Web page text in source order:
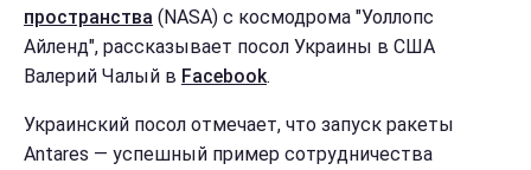
пространства (NASA) с космодрома "Уоллопс
Айленд", рассказывает посол Украины в США
Валерий Чалый в Facebook.
Украинский посол отмечает, что запуск ракеты
Antares — успешный пример сотрудничества